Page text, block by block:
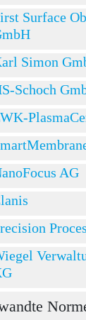
Surface
Simon
Schoch
AG